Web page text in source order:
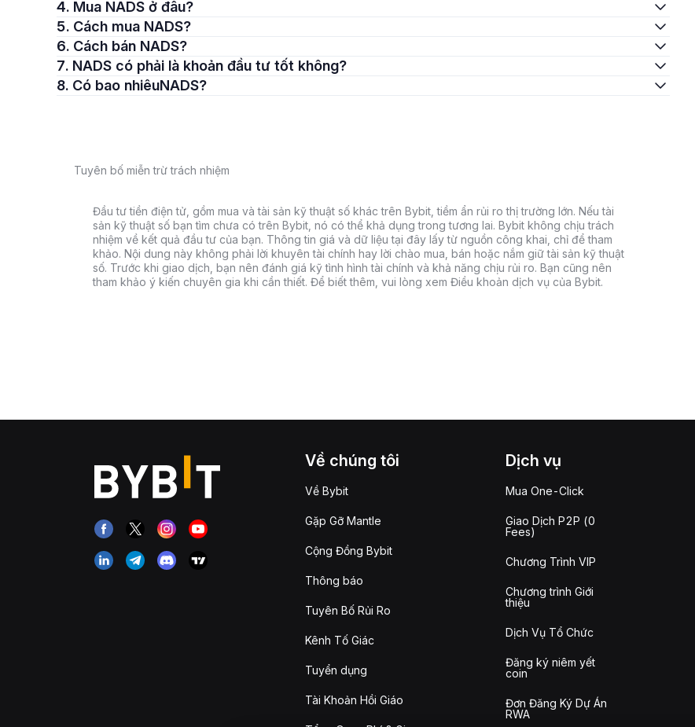
4. Mua NADS ở đâu?
5. Cách mua NADS?
6. Cách bán NADS?
7. NADS có phải là khoản đầu tư tốt không?
8. Có bao nhiêuNADS?
Tuyên bố miễn trừ trách nhiệm
Đầu tư tiền điện tử, gồm mua và tài sản kỹ thuật số khác trên Bybit, tiềm ẩn rủi ro thị trường lớn. Nếu tài
sản kỹ thuật số bạn tìm chưa có trên Bybit, nó có thể khả dụng trong tương lai. Bybit không chịu trách
nhiệm về kết quả đầu tư của bạn. Thông tin giá và dữ liệu tại đây lấy từ nguồn công khai, chỉ để tham
khảo. Nội dung này không phải lời khuyên tài chính hay lời chào mua, bán hoặc nắm giữ tài sản kỹ thuật
số. Trước khi giao dịch, bạn nên đánh giá kỹ tình hình tài chính và khả năng chịu rủi ro. Bạn cũng nên
tham khảo ý kiến chuyên gia khi cần thiết. Để biết thêm, vui lòng xem Điều khoản dịch vụ của Bybit.
Về chúng tôi
Về Bybit
Gặp Gỡ Mantle
Cộng Đồng Bybit
Thông báo
Tuyên Bố Rủi Ro
Kênh Tố Giác
Tuyển dụng
Tài Khoản Hồi Giáo
Dịch vụ
Mua One-Click
Giao Dịch P2P (0
Fees)
Chương Trình VIP
Chương trình Giới
thiệu
Dịch Vụ Tổ Chức
Đăng ký niêm yết
coin
Đơn Đăng Ký Dự Án
RWA